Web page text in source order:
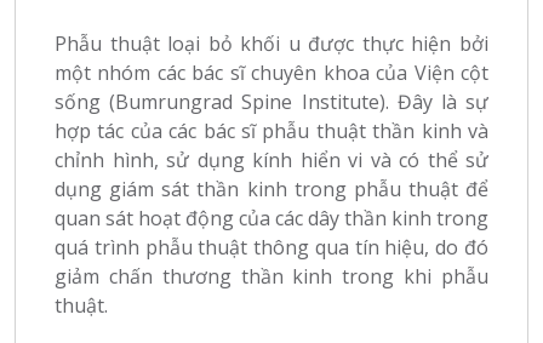
Phẫu thuật loại bỏ khối u được thực hiện bởi
một nhóm các bác sĩ chuyên khoa của Viện cột
sống (Bumrungrad Spine Institute). Đây là sự
hợp tác của các bác sĩ phẫu thuật thần kinh và
chỉnh hình, sử dụng kính hiển vi và có thể sử
dụng giám sát thần kinh trong phẫu thuật để
quan sát hoạt động của các dây thần kinh trong
quá trình phẫu thuật thông qua tín hiệu, do đó
giảm chấn thương thần kinh trong khi phẫu
thuật.